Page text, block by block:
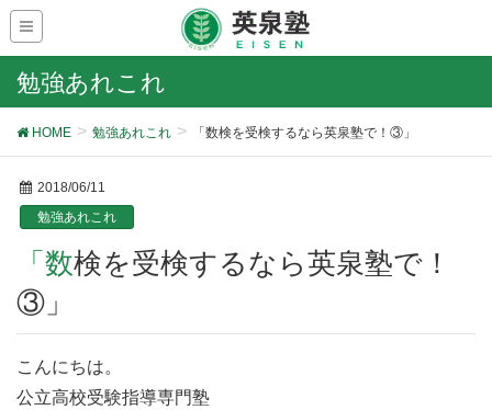
勉強あれこれ
HOME 勉強あれこれ 「数検を受検するなら英泉塾で！③」
2018/06/11
勉強あれこれ
「数検を受検するなら英泉塾で！
③」
こんにちは。
公立高校受験指導専門塾